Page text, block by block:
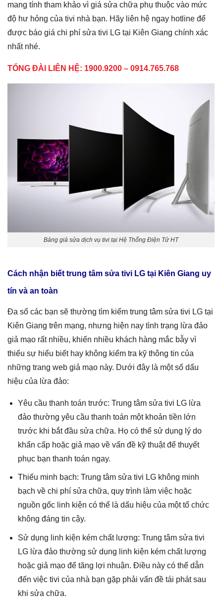
mang tính tham khảo vì giá sửa chữa phụ thuộc vào mức
độ hư hỏng của tivi nhà bạn. Hãy liên hệ ngay hotline để
được báo giá chi phí sửa tivi LG tại Kiên Giang chính xác
nhất nhé.
TỔNG ĐÀI LIÊN HỆ: 1900.9200 – 0914.765.768
Bảng giá sửa dịch vụ tivi tại Hệ Thống Điện Tử HT
Cách nhận biết trung tâm sửa tivi LG tại Kiên Giang uy
tín và an toàn
Đa số các bạn sẽ thường tìm kiếm trung tâm sửa tivi LG tại
Kiên Giang trên mạng, nhưng hiện nay tình trạng lừa đảo
giả mạo rất nhiều, khiến nhiều khách hàng mắc bẫy vì
thiếu sự hiểu biết hay không kiểm tra kỹ thông tin của
những trang web giả mạo này. Dưới đây là một số dấu
hiệu của lừa đảo:
Yêu cầu thanh toán trước: Trung tâm sửa tivi LG lừa
đảo thường yêu cầu thanh toán một khoản tiền lớn
trước khi bắt đầu sửa chữa. Họ có thể sử dụng lý do
khẩn cấp hoặc giả mạo về vấn đề kỹ thuật để thuyết
phục bạn thanh toán ngay.
Thiếu minh bạch: Trung tâm sửa tivi LG không minh
bạch về chi phí sửa chữa, quy trình làm việc hoặc
nguồn gốc linh kiện có thể là dấu hiệu của một tổ chức
không đáng tin cậy.
Sử dụng linh kiện kém chất lượng: Trung tâm sửa tivi
LG lừa đảo thường sử dụng linh kiện kém chất lượng
hoặc giả mạo để tăng lợi nhuận. Điều này có thể dẫn
đến việc tivi của nhà bạn gặp phải vấn đề tái phát sau
khi sửa chữa.